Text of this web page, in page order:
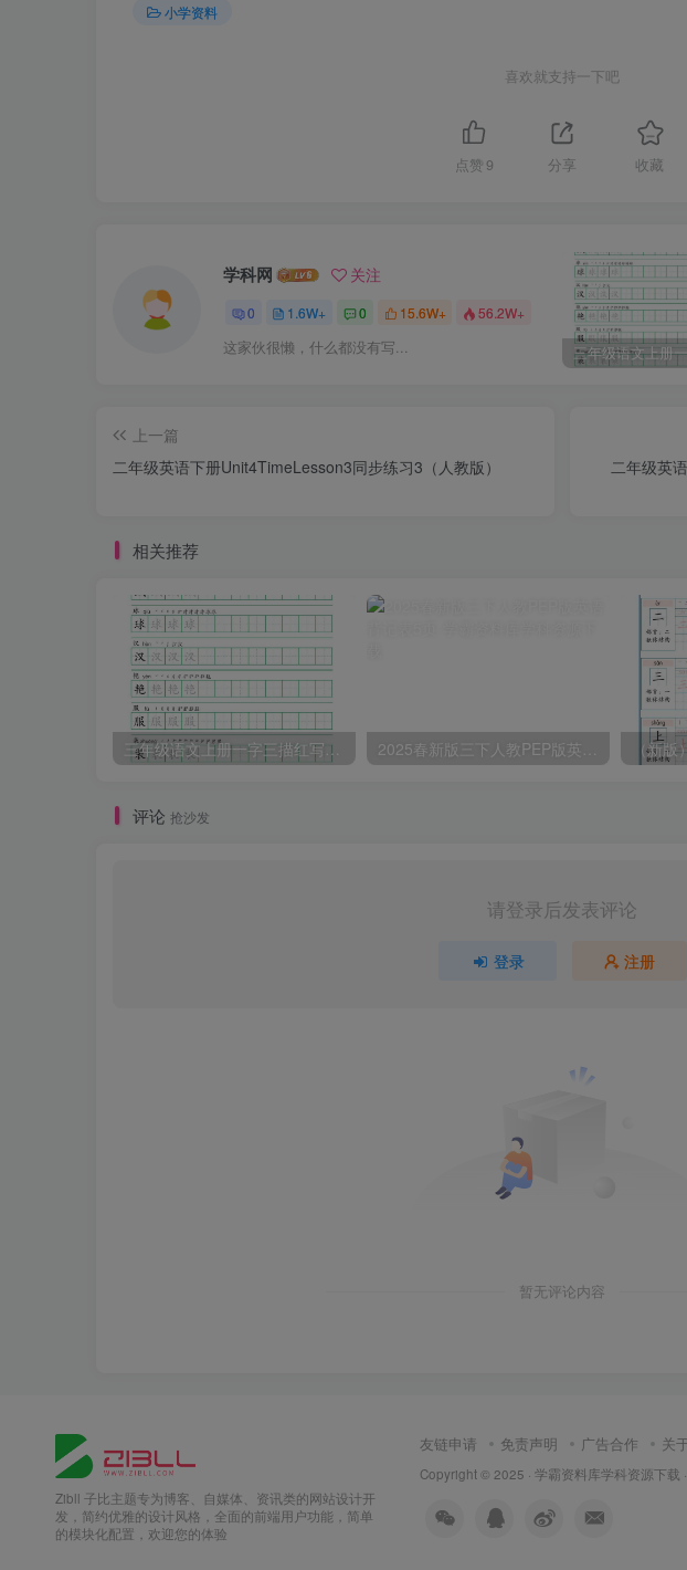
小学资料
喜欢就支持一下吧
点赞 9 分享 收藏
学科网 关注
0 1.6W+ 0 15.6W+ 56.2W+
这家伙很懒，什么都没有写...
上一篇
二年级英语下册Unit4TimeLesson3同步练习3（人教版）
二年级英
相关推荐
三年级语文上册一字三描红写字表字帖
评论 抢沙发
请登录后发表评论
登录 注册
暂无评论内容
Zibll 子比主题专为博客、自媒体、资讯类的网站设计开
发，简约优雅的设计风格，全面的前端用户功能，简单
的模块化配置，欢迎您的体验
友链申请 免责声明 广告合作 关
Copyright © 2025 · 学霸资料库学科资源下载